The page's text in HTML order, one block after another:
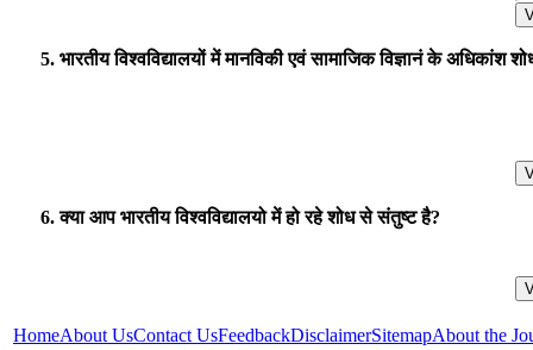
5. भारतीय विश्वविद्यालयों में मानविकी एवं सामाजिक विज्ञानं के अधिकांश
6. क्या आप भारतीय विश्वविद्यालयो में हो रहे शोध से संतुष्ट है?
HomeAbout UsContact UsFeedbackDisclaimerSitemapAbout the